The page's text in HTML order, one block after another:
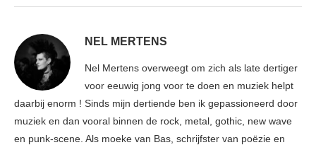
NEL MERTENS
Nel Mertens overweegt om zich als late dertiger
voor eeuwig jong voor te doen en muziek helpt
daarbij enorm ! Sinds mijn dertiende ben ik gepassioneerd door
muziek en dan vooral binnen de rock, metal, gothic, new wave
en punk-scene. Als moeke van Bas, schrijfster van poëzie en